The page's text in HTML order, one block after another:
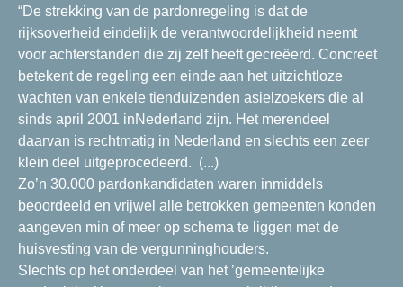
“De strekking van de pardonregeling is dat de
rijksoverheid eindelijk de verantwoordelijkheid neemt
voor achterstanden die zij zelf heeft gecreëerd. Concreet
betekent de regeling een einde aan het uitzichtloze
wachten van enkele tienduizenden asielzoekers die al
sinds april 2001 inNederland zijn. Het merendeel
daarvan is rechtmatig in Nederland en slechts een zeer
klein deel uitgeprocedeerd. (...)
Zo’n 30.000 pardonkandidaten waren inmiddels
beoordeeld en vrijwel alle betrokken gemeenten konden
aangeven min of meer op schema te liggen met de
huisvesting van de vergunninghouders.
Slechts op het onderdeel van het ’gemeentelijke